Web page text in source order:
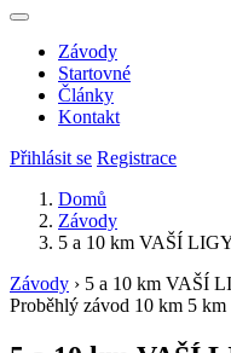
Závody
Startovné
Články
Kontakt
Přihlásit se Registrace
Domů
Závody
5 a 10 km VAŠÍ
Závody › 5 a 10 km VAŠÍ
Proběhlý závod 10 km 5 km